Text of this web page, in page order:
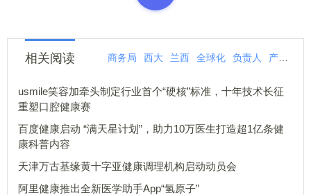
相关阅读 商务局 西大 兰西 全球化 负责人 产业
usmile笑容加牵头制定行业首个“硬核”标准，十年技术长征
重塑口腔健康赛
百度健康启动 “满天星计划”，助力10万医生打造超1亿条健
康科普内容
天津万古基缘黄十字亚健康调理机构启动动员会
阿里健康推出全新医学助手App“氢原子”